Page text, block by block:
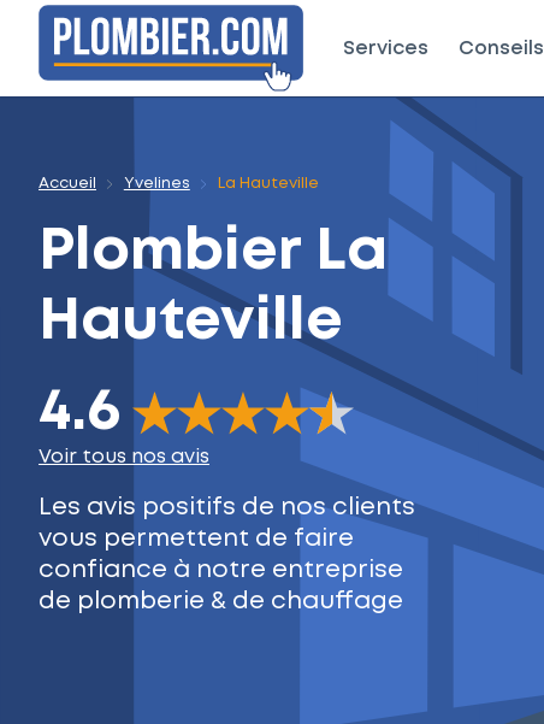
Services Conseils
Accueil Yvelines La Hauteville
Plombier La
Hauteville
4.6
The rating of this product is4.6out of 5
Voir tous nos avis
Les avis positifs de nos clients
vous permettent de faire
confiance à notre entreprise
de plomberie & de chauffage